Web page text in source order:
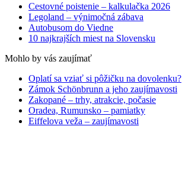
Cestovné poistenie – kalkulačka 2026
Legoland – výnimočná zábava
Autobusom do Viedne
10 najkrajších miest na Slovensku
Mohlo by vás zaujímať
Oplatí sa vziať si pôžičku na dovolenku?
Zámok Schönbrunn a jeho zaujímavosti
Zakopané – trhy, atrakcie, počasie
Oradea, Rumunsko – pamiatky
Eiffelova veža – zaujímavosti